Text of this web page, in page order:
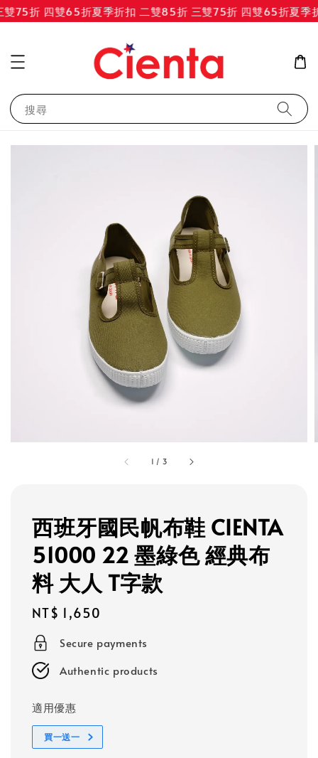
75折 四雙65折夏季折扣 二雙85折 三雙75折 四雙65折夏季折
搜尋
1 / 3
西班牙國民帆布鞋 CIENTA
51000 22 墨綠色 經典布
料 大人 T字款
Regular
price
NT$ 1,650
Secure payments
Authentic products
適用優惠
買一送一